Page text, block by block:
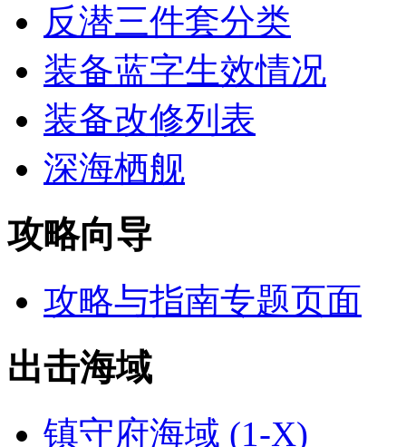
反潜三件套分类
装备蓝字生效情况
装备改修列表
深海栖舰
攻略向导
攻略与指南专题页面
出击海域
镇守府海域 (1-X)